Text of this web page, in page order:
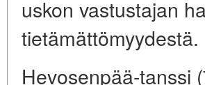
uskon vastustajan
tietämättömyydestä.
Hevosenpää-tanssi